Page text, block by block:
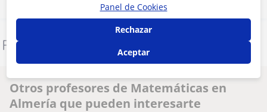
Denunciar este perfil
Otros profesores de Matemáticas en
Almería que pueden interesarte
Panel de Cookies
Rechazar
Aceptar